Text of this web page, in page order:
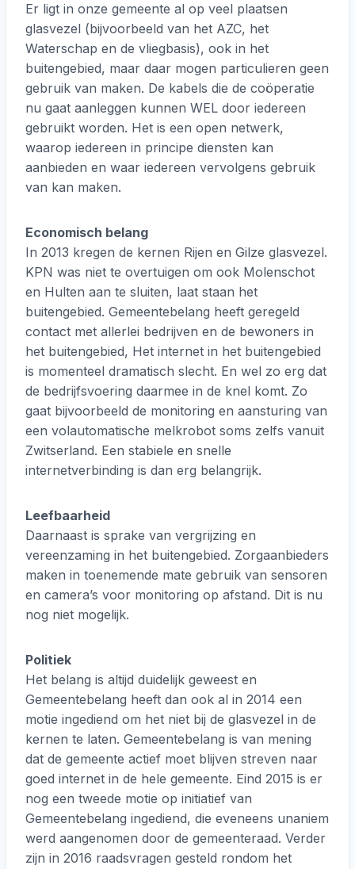
Er ligt in onze gemeente al op veel plaatsen
glasvezel (bijvoorbeeld van het AZC, het
Waterschap en de vliegbasis), ook in het
buitengebied, maar daar mogen particulieren geen
gebruik van maken. De kabels die de coöperatie
nu gaat aanleggen kunnen WEL door iedereen
gebruikt worden. Het is een open netwerk,
waarop iedereen in principe diensten kan
aanbieden en waar iedereen vervolgens gebruik
van kan maken.
Economisch belang
In 2013 kregen de kernen Rijen en Gilze glasvezel.
KPN was niet te overtuigen om ook Molenschot
en Hulten aan te sluiten, laat staan het
buitengebied. Gemeentebelang heeft geregeld
contact met allerlei bedrijven en de bewoners in
het buitengebied, Het internet in het buitengebied
is momenteel dramatisch slecht. En wel zo erg dat
de bedrijfsvoering daarmee in de knel komt. Zo
gaat bijvoorbeeld de monitoring en aansturing van
een volautomatische melkrobot soms zelfs vanuit
Zwitserland. Een stabiele en snelle
internetverbinding is dan erg belangrijk.
Leefbaarheid
Daarnaast is sprake van vergrijzing en
vereenzaming in het buitengebied. Zorgaanbieders
maken in toenemende mate gebruik van sensoren
en camera’s voor monitoring op afstand. Dit is nu
nog niet mogelijk.
Politiek
Het belang is altijd duidelijk geweest en
Gemeentebelang heeft dan ook al in 2014 een
motie ingediend om het niet bij de glasvezel in de
kernen te laten. Gemeentebelang is van mening
dat de gemeente actief moet blijven streven naar
goed internet in de hele gemeente. Eind 2015 is er
nog een tweede motie op initiatief van
Gemeentebelang ingediend, die eveneens unaniem
werd aangenomen door de gemeenteraad. Verder
zijn in 2016 raadsvragen gesteld rondom het